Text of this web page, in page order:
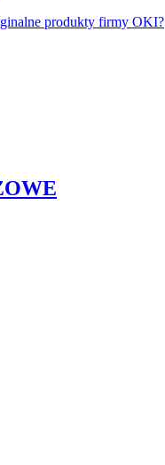
produkty firmy OKI?